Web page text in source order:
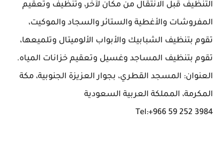
التنظيف قبل الانتقال من مكان لآخر، وتنظيف وتعقيم
المفروشات والأغطية والستائر والسجاد والموكيت،
تقوم بتنظيف الشبابيك والأبواب الألوميتال وتلميعها،
تقوم بتنظيف المساجد وغسيل وتعقيم خزانات المياه.
العنوان: المسجد القطري، بجوار العزيزة الجنوبية، مكة
المكرمة، المملكة العربية السعودية
Tel:+966 59 252 3984